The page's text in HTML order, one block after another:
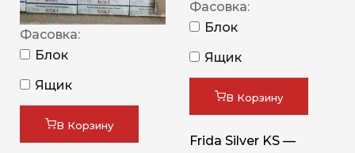
Фасовка:
Блок
Ящик
В Корзину
Фасовка:
Блок
Ящик
В Корзину
Frida Silver KS —